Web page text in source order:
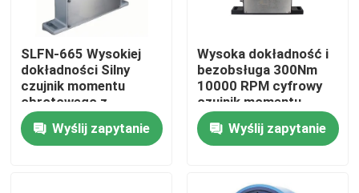
Aktualności
Sprawy
Dynamometr momentu obrotowego
SLFN-665 Wysokiej
dokładności Silny
czujnik momentu
obrotowego z
anodowanego
aluminiowego
obudowy
Wyślij zapytanie
Wysoka dokładność i
bezobsługa 300Nm
10000 RPM cyfrowy
czujnik momentu
obrotowego
Wyślij zapytanie